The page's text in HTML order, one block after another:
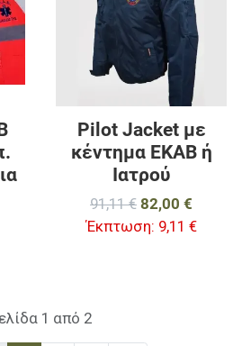
Γρήγορη ματιά
Pilot Jacket με
κέντημα ΕΚΑΒ ή
Ιατρού
91,11 € 82,00 €
Έκπτωση: 9,11 €
1 από 2